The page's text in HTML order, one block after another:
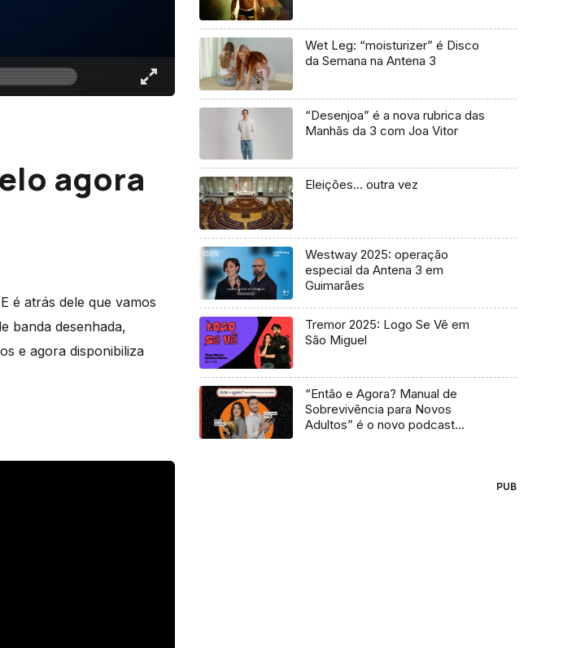
agora
é atrás dele que vamos
banda desenhada,
e agora disponibiliza
Wet Leg: “moisturizer” é Disco
da Semana na Antena 3
“Desenjoa” é a nova rubrica das
Manhãs da 3 com Joa Vitor
Eleições… outra vez
Westway 2025: operação
especial da Antena 3 em
Guimarães
Tremor 2025: Logo Se Vê em
São Miguel
“Então e Agora? Manual de
Sobrevivência para Novos
Adultos” é o novo podcast
PUB